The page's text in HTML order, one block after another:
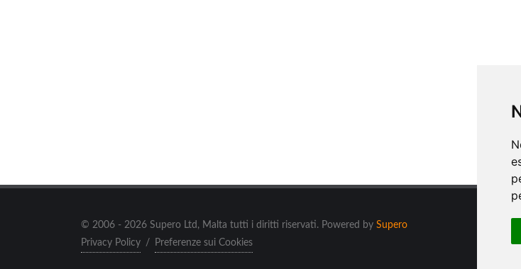
© 2006 - 2026 Supero Ltd, Malta tutti i diritti riservati. Powered by Supero
Privacy Policy / Preferenze sui Cookies